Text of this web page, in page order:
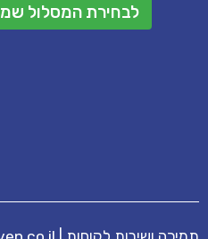
לבחירת המסלול